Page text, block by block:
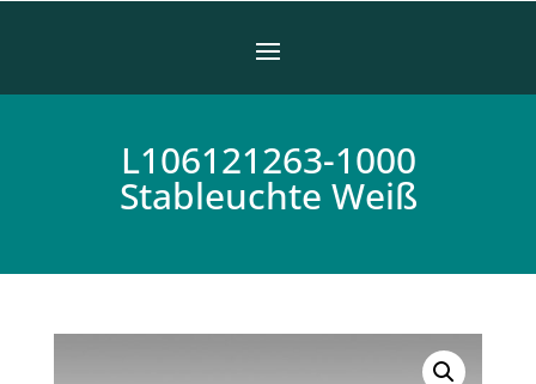
L106121263-1000
Stableuchte Weiß